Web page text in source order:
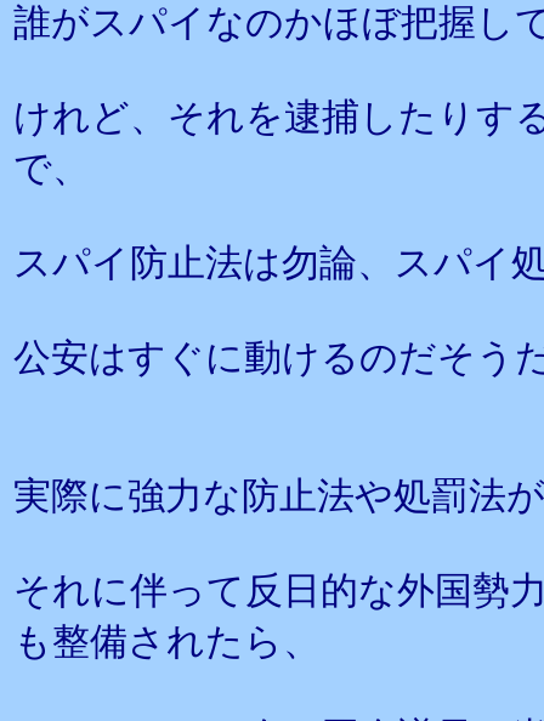
誰がスパイなのかほぼ把握し
けれど、それを逮捕したりす
で、
スパイ防止法は勿論、スパイ
公安はすぐに動けるのだそう
実際に強力な防止法や処罰法
それに伴って反日的な外国勢
も整備されたら、